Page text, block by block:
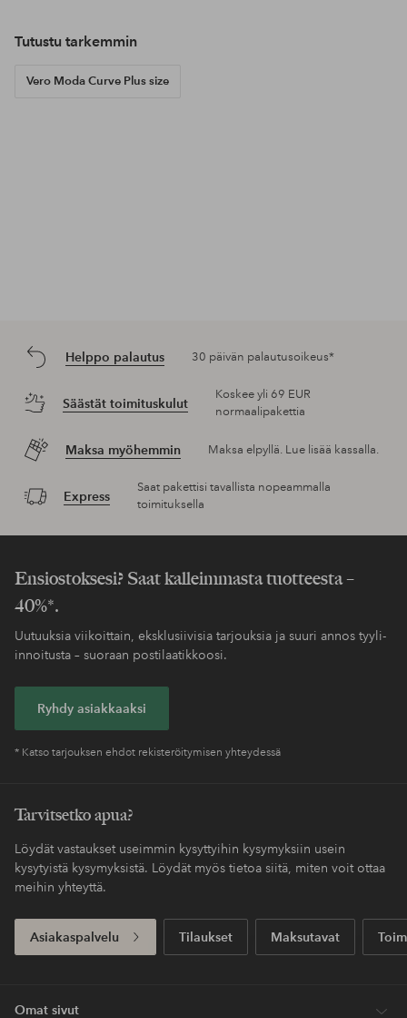
Tutustu tarkemmin
Vero Moda Curve Plus size
Helppo palautus 30 päivän palautusoikeus*
Säästät toimituskulut
Koskee yli 69 EUR
normaalipakettia
Maksa myöhemmin Maksa elpyllä. Lue lisää kassalla.
Express
Saat pakettisi tavallista nopeammalla
toimituksella
Ensiostoksesi? Saat kalleimmasta tuotteesta –
40%*.
Uutuuksia viikoittain, eksklusiivisia tarjouksia ja suuri annos tyyli-
innoitusta – suoraan postilaatikkoosi.
Ryhdy asiakkaaksi
* Katso tarjouksen ehdot rekisteröitymisen yhteydessä
Tarvitsetko apua?
Löydät vastaukset useimmin kysyttyihin kysymyksiin usein
kysytyistä kysymyksistä. Löydät myös tietoa siitä, miten voit ottaa
meihin yhteyttä.
Asiakaspalvelu Tilaukset Maksutavat
Omat sivut